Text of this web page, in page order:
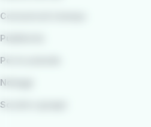
Comunicati stampa
Pubblicità
Per le aziende
Noleggi
Scuole e gruppi